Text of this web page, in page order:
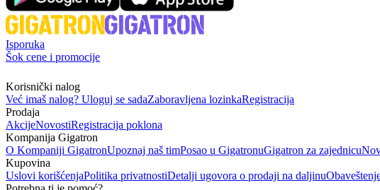
Isporuka
Šok cene i promocije
Korisnički nalog
Već imaš nalog? Uloguj se sadaZaboravljena lozinkaRegistracija
Prodaja
AkcijeNovostiRegistracija poklona
Kompanija Gigatron
O Kompaniji GigatronUpoznaj naš timPosao u GigatronuGigatron za zajednicu
Kupovina
Uslovi korišćenjaPolitika privatnostiDetalji ugovora o prodaji na daljinu